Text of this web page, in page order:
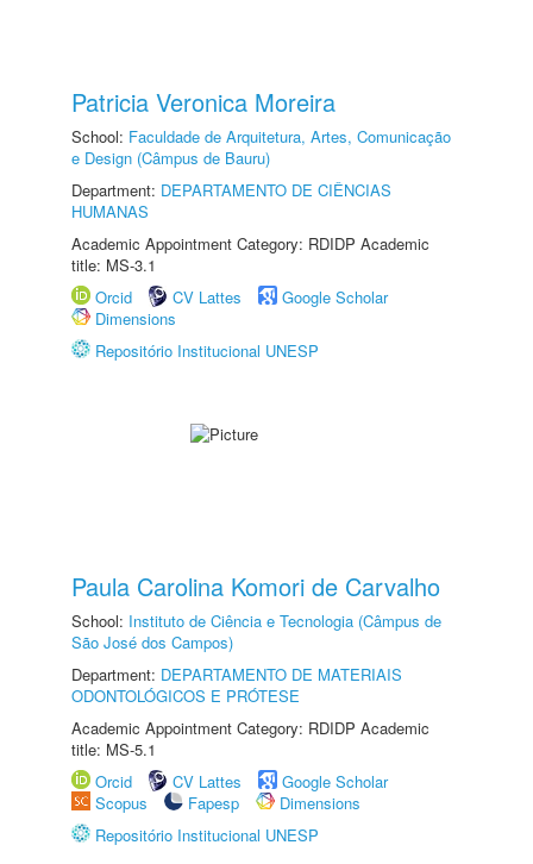
Patricia Veronica Moreira
School: Faculdade de Arquitetura, Artes, Comunicação
e Design (Câmpus de Bauru)
Department: DEPARTAMENTO DE CIÊNCIAS
HUMANAS
Academic Appointment Category: RDIDP Academic
title: MS-3.1
Orcid
CV Lattes
Google Scholar
Dimensions
Repositório Institucional UNESP
Paula Carolina Komori de Carvalho
School: Instituto de Ciência e Tecnologia (Câmpus de
São José dos Campos)
Department: DEPARTAMENTO DE MATERIAIS
ODONTOLÓGICOS E PRÓTESE
Academic Appointment Category: RDIDP Academic
title: MS-5.1
Orcid
CV Lattes
Google Scholar
Scopus
Fapesp
Dimensions
Repositório Institucional UNESP